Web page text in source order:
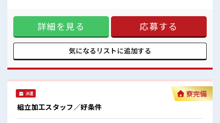
残業がしっかりあるお仕事！
土日祝休みなので、
ON/OFFの切替もしやすい！
ます♪ ≪週休2日制≫ 週末は家族や友人と一緒にプライベー
ト満喫！ ≪動きやすい制服アリ≫ 制服があるので、 毎日の服
装の悩み解消♪ ≪未経験OKの仕事≫ 新しいことにチャレン
ジするのは不安だけど、 しっかり働く環境が整っています！
イチからスキルUP・ステップUP目指していきましょう！ ≪
収入アップを目指せる≫ 高時給だらけの派遣のお仕事です！
あり！ 安心してお仕事に集中♪ 残業がしっかりあるお仕事！
土日祝休みなので、 ON/OFFの切替もしやすい！
詳細を見る 応募する
気になるリストに追加する
派遣
組立加工スタッフ／好条件
寮完備